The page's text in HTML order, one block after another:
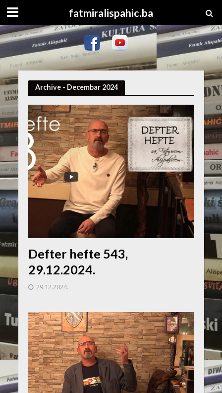
fatmiralispahic.ba
Archive - Decembar 2024
Defter hefte 543,
29.12.2024.
29.12.2024.